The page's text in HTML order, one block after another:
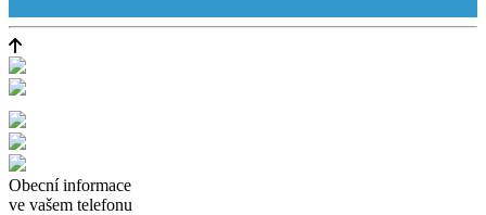
Obecní informace
ve vašem telefonu